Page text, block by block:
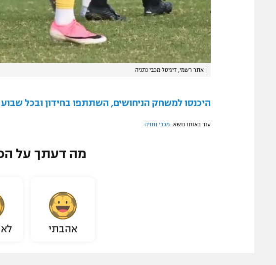
אתר רשמי, דיגיטל מכבי נתניה
היכנסו למשחק הניחושים, השתתפו בחידון ובכל שבוע
עוד באותו נושא: מכבי נתניה
מה דעתך על
אהבתי